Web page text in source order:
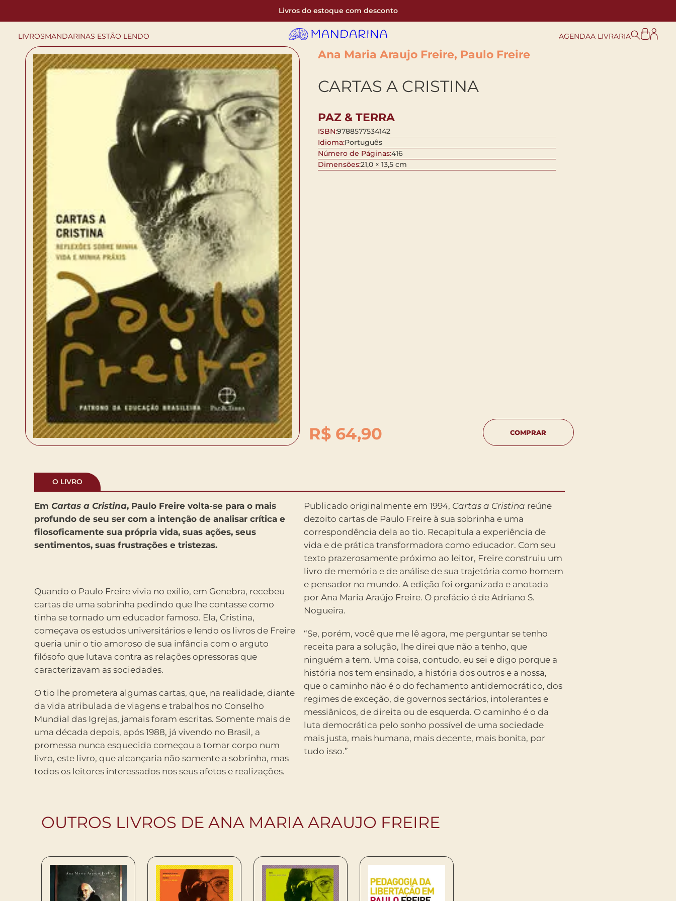
Livros do estoque com desconto
LIVROSMANDARINAS ESTÃO LENDO AGENDAA LIVRARIA
Ana Maria Araujo Freire, Paulo Freire
CARTAS A CRISTINA
PAZ & TERRA
ISBN:9788577534142
Idioma:Português
Número de Páginas:416
Dimensões:21,0 × 13,5 cm
R$64,90 COMPRAR
O LIVRO
Em Cartas a Cristina, Paulo Freire volta-se para o mais
profundo de seu ser com a intenção de analisar crítica e
filosoficamente sua própria vida, suas ações, seus
sentimentos, suas frustrações e tristezas.
Quando o Paulo Freire vivia no exílio, em Genebra, recebeu
cartas de uma sobrinha pedindo que lhe contasse como
tinha se tornado um educador famoso. Ela, Cristina,
começava os estudos universitários e lendo os livros de Freire
queria unir o tio amoroso de sua infância com o arguto
filósofo que lutava contra as relações opressoras que
caracterizavam as sociedades.
O tio lhe prometera algumas cartas, que, na realidade, diante
da vida atribulada de viagens e trabalhos no Conselho
Mundial das Igrejas, jamais foram escritas. Somente mais de
uma década depois, após 1988, já vivendo no Brasil, a
promessa nunca esquecida começou a tomar corpo num
livro, este livro, que alcançaria não somente a sobrinha, mas
todos os leitores interessados nos seus afetos e realizações.
Publicado originalmente em 1994, Cartas a Cristina reúne
dezoito cartas de Paulo Freire à sua sobrinha e uma
correspondência dela ao tio. Recapitula a experiência de
vida e de prática transformadora como educador. Com seu
texto prazerosamente próximo ao leitor, Freire construiu um
livro de memória e de análise de sua trajetória como homem
e pensador no mundo. A edição foi organizada e anotada
por Ana Maria Araújo Freire. O prefácio é de Adriano S.
Nogueira.
“Se, porém, você que me lê agora, me perguntar se tenho
receita para a solução, lhe direi que não a tenho, que
ninguém a tem. Uma coisa, contudo, eu sei e digo porque a
história nos tem ensinado, a história dos outros e a nossa,
que o caminho não é o do fechamento antidemocrático, dos
regimes de exceção, de governos sectários, intolerantes e
messiânicos, de direita ou de esquerda. O caminho é o da
luta democrática pelo sonho possível de uma sociedade
mais justa, mais humana, mais decente, mais bonita, por
tudo isso.”
OUTROS LIVROS DE ANA MARIA ARAUJO FREIRE